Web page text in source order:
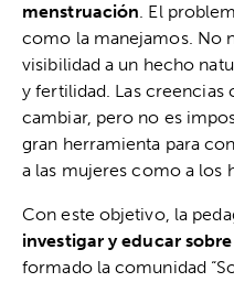
menstruación. El
como la manejamos. No
visibilidad a un hecho
y fertilidad. Las creencias
cambiar, pero no es
gran herramienta para
a las mujeres como a los
Con este objetivo, la
investigar y educar
formado la comunidad